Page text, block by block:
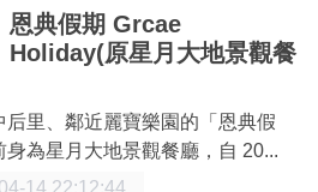
恩典假期 Grcae
Holiday(原星月大地景觀餐
后里、鄰近麗寶樂園的「恩典假
身為星月大地景觀餐廳，自 20...